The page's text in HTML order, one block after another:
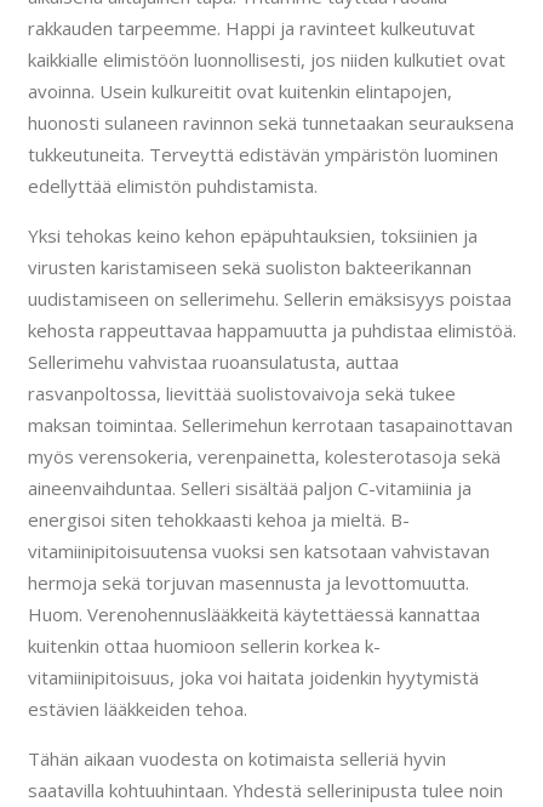
rakkauden tarpeemme. Happi ja ravinteet kulkeutuvat
kaikkialle elimistöön luonnollisesti, jos niiden kulkutiet ovat
avoinna. Usein kulkureitit ovat kuitenkin elintapojen,
huonosti sulaneen ravinnon sekä tunnetaakan seurauksena
tukkeutuneita. Terveyttä edistävän ympäristön luominen
edellyttää elimistön puhdistamista.
Yksi tehokas keino kehon epäpuhtauksien, toksiinien ja
virusten karistamiseen sekä suoliston bakteerikannan
uudistamiseen on sellerimehu. Sellerin emäksisyys poistaa
kehosta rappeuttavaa happamuutta ja puhdistaa elimistöä.
Sellerimehu vahvistaa ruoansulatusta, auttaa
rasvanpoltossa, lievittää suolistovaivoja sekä tukee
maksan toimintaa. Sellerimehun kerrotaan tasapainottavan
myös verensokeria, verenpainetta, kolesterotasoja sekä
aineenvaihduntaa. Selleri sisältää paljon C-vitamiinia ja
energisoi siten tehokkaasti kehoa ja mieltä. B-
vitamiinipitoisuutensa vuoksi sen katsotaan vahvistavan
hermoja sekä torjuvan masennusta ja levottomuutta.
Huom. Verenohennuslääkkeitä käytettäessä kannattaa
kuitenkin ottaa huomioon sellerin korkea k-
vitamiinipitoisuus, joka voi haitata joidenkin hyytymistä
estävien lääkkeiden tehoa.
Tähän aikaan vuodesta on kotimaista selleriä hyvin
saatavilla kohtuuhintaan. Yhdestä sellerinipusta tulee noin